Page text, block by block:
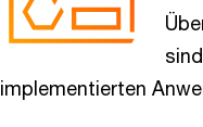
implementierten